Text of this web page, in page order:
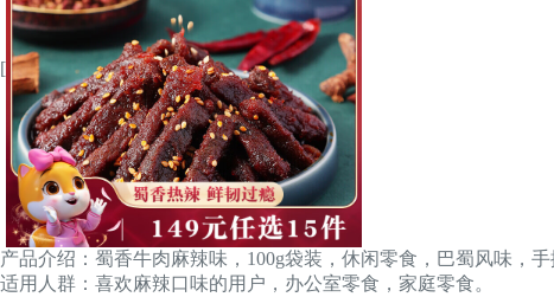
[
产品介绍：蜀香牛肉麻辣味，100g袋装，休闲零食，巴蜀风味，手
适用人群：喜欢麻辣口味的用户，办公室零食，家庭零食。